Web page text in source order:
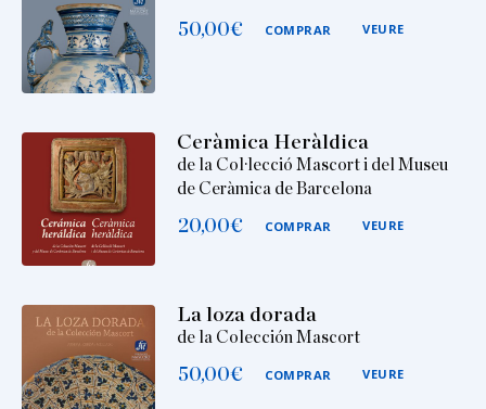
50,00€ COMPRAR VEURE
Ceràmica Heràldica
de la Col·lecció Mascort i del Museu
de Ceràmica de Barcelona
20,00€ COMPRAR VEURE
La loza dorada
de la Colección Mascort
50,00€ COMPRAR VEURE